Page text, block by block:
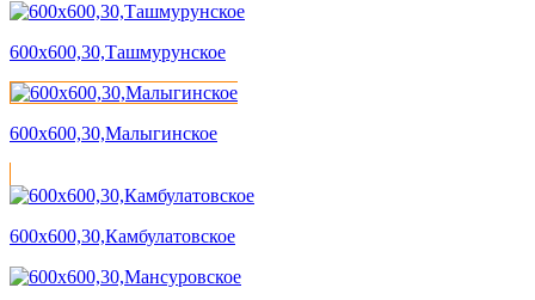
600х600,30,Ташмурунское
600х600,30,Малыгинское
600х600,30,Камбулатовское